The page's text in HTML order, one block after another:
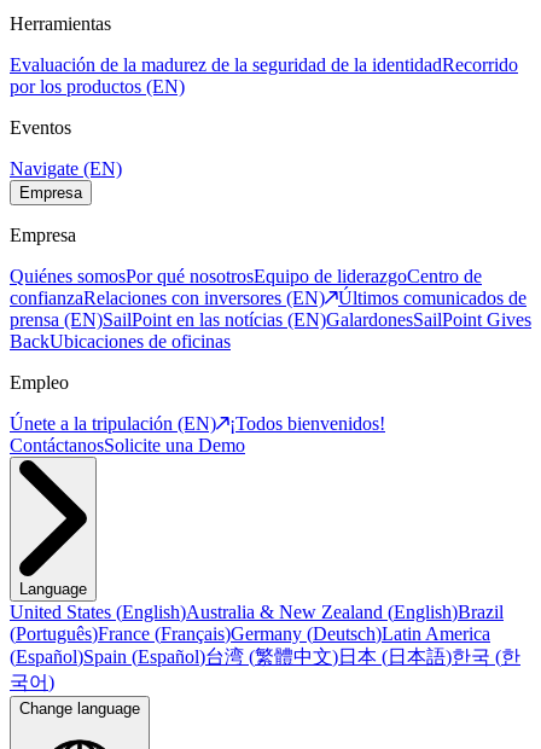
Herramientas
Evaluación de la madurez de la seguridad de la identidadRecorrido
por los productos (EN)
Eventos
Navigate (EN)
Empresa
Empresa
Quiénes somosPor qué nosotrosEquipo de liderazgoCentro de
confianzaRelaciones con inversores (EN)
Últimos comunicados de
prensa (EN)SailPoint en las notícias (EN)GalardonesSailPoint Gives
BackUbicaciones de oficinas
Empleo
Únete a la tripulación (EN)
¡Todos bienvenidos!
ContáctanosSolicite una Demo
Language
United States (English)Australia & New Zealand (English)Brazil
(Português)France (Français)Germany (Deutsch)Latin America
(Español)Spain (Español)台湾 (繁體中文)日本 (日本語)한국 (한
국어)
Change language